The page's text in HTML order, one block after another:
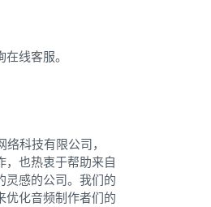
线客服。
科技有限公司，
，也热衷于帮助来自
灵感的公司。我们的
优化音频制作者们的